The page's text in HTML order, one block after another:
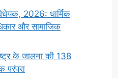
2026: धार्मिक
और सामाजिक
के जालना की 138
परंपरा